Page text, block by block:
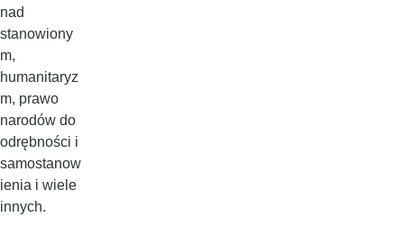
nad
stanowiony
m,
humanitaryz
m, prawo
narodów do
odrębności i
samostanow
ienia i wiele
innych.